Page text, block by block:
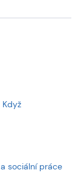
sociální práce